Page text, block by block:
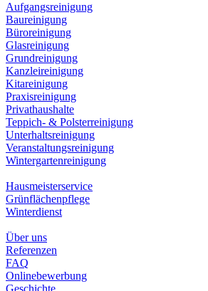
Aufgangsreinigung
Baureinigung
Büroreinigung
Glasreinigung
Grundreinigung
Kanzleireinigung
Kitareinigung
Praxisreinigung
Privathaushalte
Teppich- & Polsterreinigung
Unterhaltsreinigung
Veranstaltungsreinigung
Wintergartenreinigung
Hausmeisterservice
Grünflächenpflege
Winterdienst
Über uns
Referenzen
FAQ
Onlinebewerbung
Geschichte